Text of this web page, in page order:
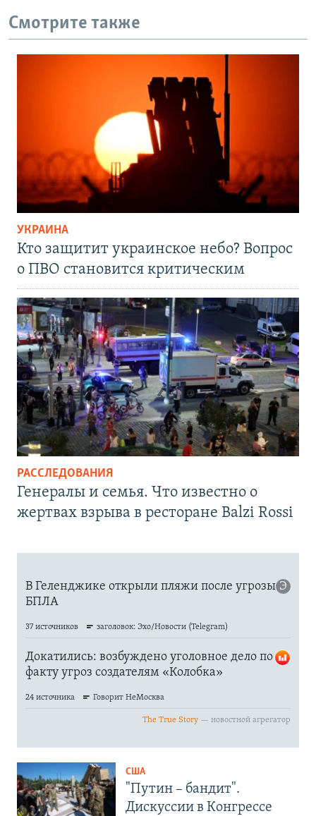
Смотрите также
УКРАИНА
Кто защитит украинское небо? Вопрос
о ПВО становится критическим
РАССЛЕДОВАНИЯ
Генералы и семья. Что известно о
жертвах взрыва в ресторане Balzi Rossi
США
"Путин – бандит".
Дискуссии в Конгрессе